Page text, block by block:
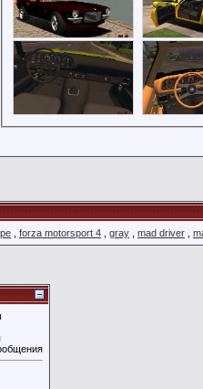
forza motorsport 4 gray mad driver